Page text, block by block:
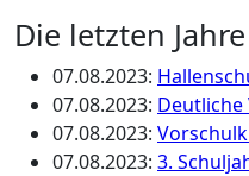
Die letzten
07.08.2023:
07.08.2023: Deutliche
07.08.2023:
07.08.2023: 3.